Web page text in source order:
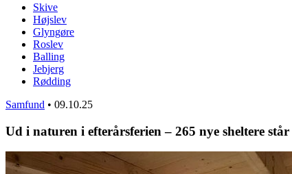
Skive
Højslev
Glyngøre
Roslev
Balling
Jebjerg
Rødding
Samfund • 09.10.25
Ud i naturen i efterårsferien – 265 nye sheltere